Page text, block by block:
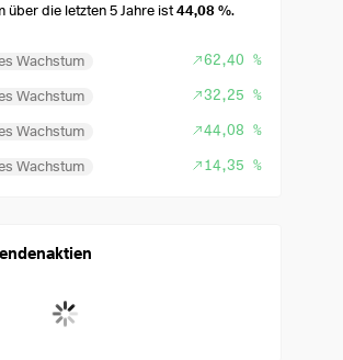
über die letzten 5 Jahre ist44,08 %.
Wachstum 62,40 %
Wachstum 32,25 %
Wachstum 44,08 %
Wachstum 14,35 %